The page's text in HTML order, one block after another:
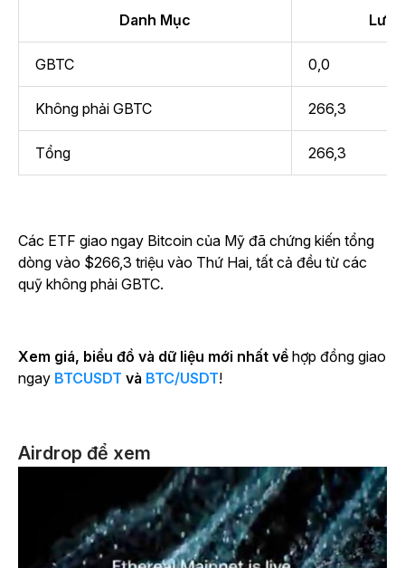
Danh Mục Lưu
GBTC 0,0
Không phải GBTC 266,3
Tổng 266,3
Các ETF giao ngay Bitcoin của Mỹ đã chứng kiến tổng
dòng vào $266,3 triệu vào Thứ Hai, tất cả đều từ các
quỹ không phải GBTC.
Xem giá, biểu đồ và dữ liệu mới nhất về hợp đồng giao
ngay BTCUSDT và BTC/USDT!
Airdrop để xem